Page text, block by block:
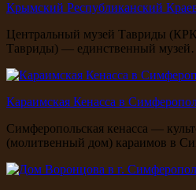
Крымский Республиканский
Центральный музей Тавриды
Тавриды) — единственный
Караимская Кенасса в
Симферопольская кенасса —
(молитвенный дом) караимов в